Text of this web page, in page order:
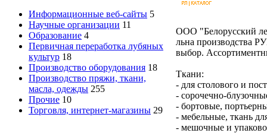
Информационные веб-сайты 5
Научные организации 11
Образование 4
Первичная переработка лубяных
культур 18
Производство оборудования 18
Производство пряжи, ткани,
масла, одежды 255
Прочие 10
Торговля, интернет-магазины 29
ООО "Белорусский
льна производства
выбор.
Ткани:
- для столового и
- сорочечно-
- бортовые,
- мебельные, ткань
- мешочные и